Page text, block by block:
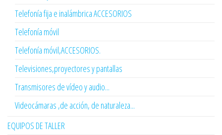
Telefonía fija e inalámbrica ACCESORIOS
Telefonía móvil
Telefonía móvil,ACCESORIOS.
Televisiones,proyectores y pantallas
Transmisores de vídeo y audio...
Videocámaras ,de acción, de naturaleza...
EQUIPOS DE TALLER